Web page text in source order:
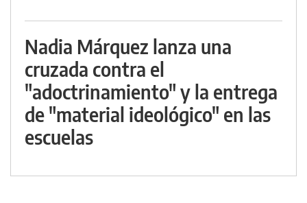
Nadia Márquez lanza una
cruzada contra el
"adoctrinamiento" y la entrega
de "material ideológico" en las
escuelas